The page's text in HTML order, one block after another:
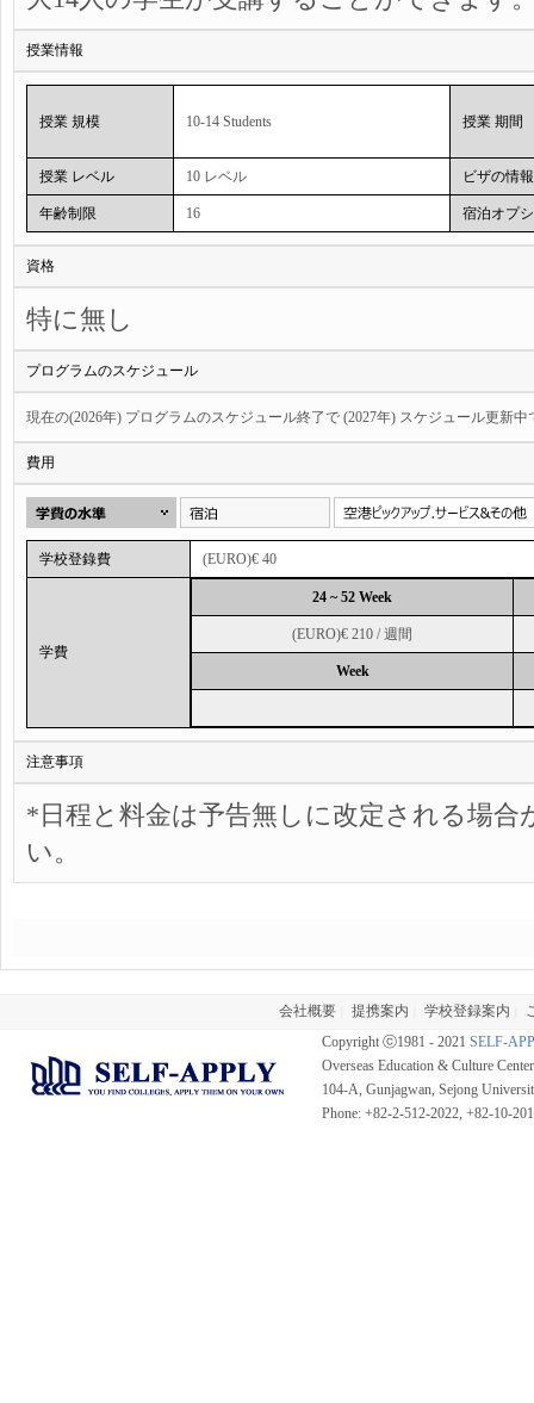
授業情報
授業 規模 10-14 Students 授業 期間
授業 レベル 10 レベル ビザの情報
年齢制限 16 宿泊オプ
資格
特に無し
プログラムのスケジュール
現在の(2026年) プログラムのスケジュール終了で (2027年) スケジュール更新中
費用
学校登錄費 (EURO)€ 40
学費
24 ~ 52 Week
(EURO)€ 210 / 週間
Week
注意事項
*日程と料金は予告無しに改定される場
い。
会社概要 提携案内 学校登録案内
Copyright ⓒ1981 - 2021 SELF-
Overseas Education & Culture
104-A, Gunjagwan, Sejong
Phone: +82-2-512-2022, +82-10-